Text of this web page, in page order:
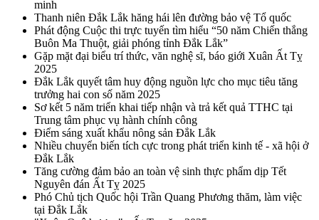
minh
Thanh niên Đắk Lắk hăng hái lên đường bảo vệ Tổ quốc
Phát động Cuộc thi trực tuyến tìm hiểu “50 năm Chiến thắng
Buôn Ma Thuột, giải phóng tỉnh Đắk Lắk”
Gặp mặt đại biểu trí thức, văn nghệ sĩ, báo giới Xuân Ất Tỵ
2025
Đắk Lắk quyết tâm huy động nguồn lực cho mục tiêu tăng
trưởng hai con số năm 2025
Sơ kết 5 năm triển khai tiếp nhận và trả kết quả TTHC tại
Trung tâm phục vụ hành chính công
Điểm sáng xuất khẩu nông sản Đắk Lắk
Nhiều chuyển biến tích cực trong phát triển kinh tế - xã hội ở
Đắk Lắk
Tăng cường đảm bảo an toàn vệ sinh thực phẩm dịp Tết
Nguyên đán Ất Tỵ 2025
Phó Chủ tịch Quốc hội Trần Quang Phương thăm, làm việc
tại Đắk Lắk